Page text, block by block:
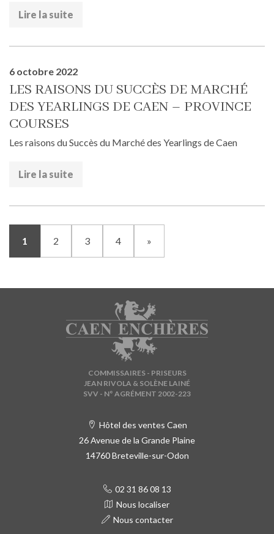
Lire la suite
6 octobre 2022
LES RAISONS DU SUCCÈS DE MARCHÉ
DES YEARLINGS DE CAEN – PROVINCE
COURSES
Les raisons du Succès du Marché des Yearlings de Caen
Lire la suite
1 2 3 4 »
COMMISSAIRES - PRISEURS
JEAN RIVOLA & SOLÈNE LAINÉ
SVV - N° AGRÉMENT 2002-223
Hôtel des ventes Caen
26 Avenue de la Grande Plaine
14760 Breteville-sur-Odon
02 31 86 08 13
Nous localiser
Nous contacter